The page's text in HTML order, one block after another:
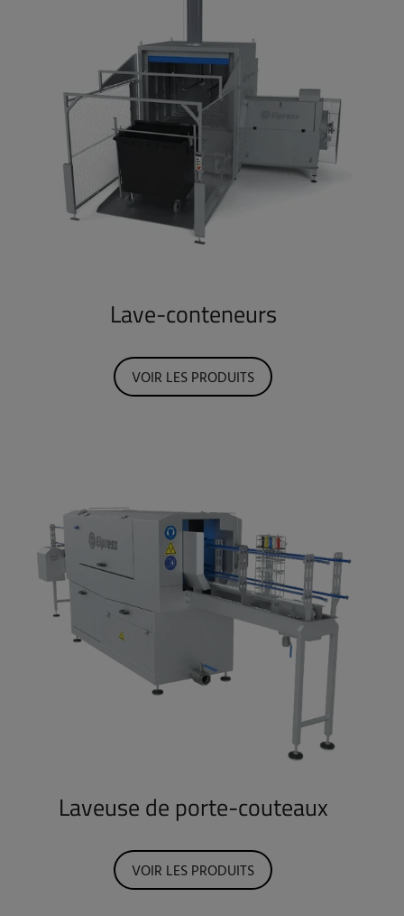
Lave-conteneurs
VOIR LES PRODUITS
Laveuse de porte-couteaux
VOIR LES PRODUITS